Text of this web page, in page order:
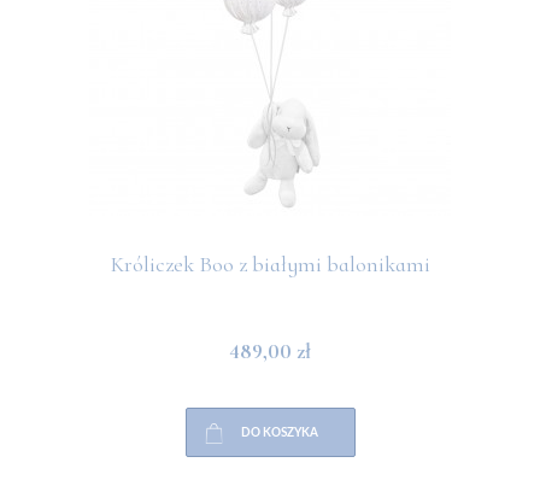
Króliczek Boo z białymi balonikami
489,00 zł
DO KOSZYKA